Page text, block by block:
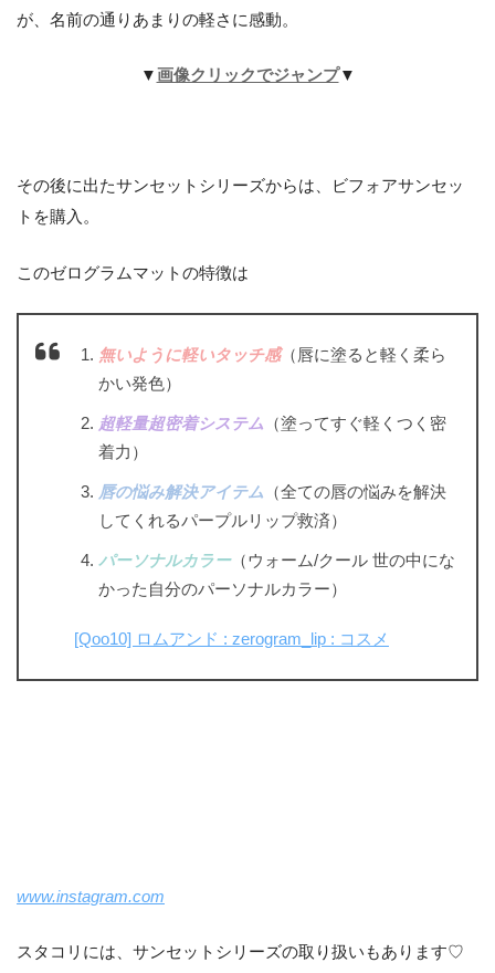
が、名前の通りあまりの軽さに感動。
▼ 画像クリックでジャンプ▼
その後に出たサンセットシリーズからは、ビフォアサンセッ
トを購入。
このゼログラムマットの特徴は
無いように軽いタッチ感（唇に塗ると軽く柔ら
かい発色）
超軽量超密着システム （塗ってすぐ軽くつく密
着力）
唇の悩み解決アイテム （全ての唇の悩みを解決
してくれるパープルリップ救済）
パーソナルカラー（ウォーム/クール 世の中にな
かった自分のパーソナルカラー）
[Qoo10] ロムアンド : zerogram_lip : コスメ
www.instagram.com
スタコリには、サンセットシリーズの取り扱いもあります♡